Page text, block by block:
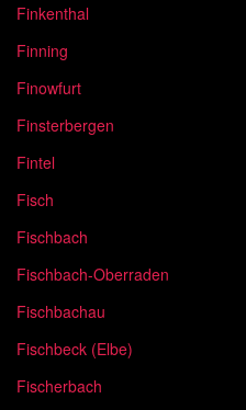
Finkenthal
Finning
Finowfurt
Finsterbergen
Fintel
Fisch
Fischbach
Fischbach-Oberraden
Fischbachau
Fischbeck (Elbe)
Fischerbach